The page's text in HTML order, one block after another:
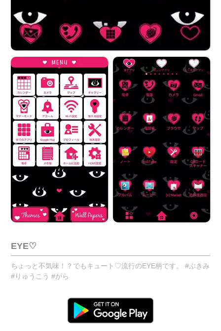
EYE♡
ちょっと不気味！？でもキュート♡流行のEYE柄です。 #ぶきみ
#りゅうこう #がら